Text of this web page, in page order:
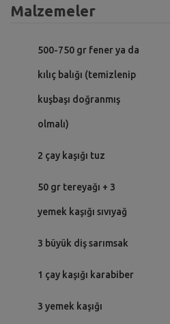
Malzemeler
500-750 gr fener ya da
kılıç balığı (temizlenip
kuşbaşı doğranmış
olmalı)
2 çay kaşığı tuz
50 gr tereyağı + 3
yemek kaşığı sıvıyağ
3 büyük diş sarımsak
1 çay kaşığı karabiber
3 yemek kaşığı